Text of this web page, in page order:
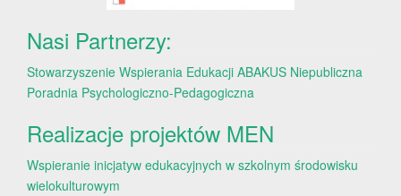
Nasi Partnerzy:
Stowarzyszenie Wspierania Edukacji ABAKUS Niepubliczna
Poradnia Psychologiczno-Pedagogiczna
Realizacje projektów MEN
Wspieranie inicjatyw edukacyjnych w szkolnym środowisku
wielokulturowym